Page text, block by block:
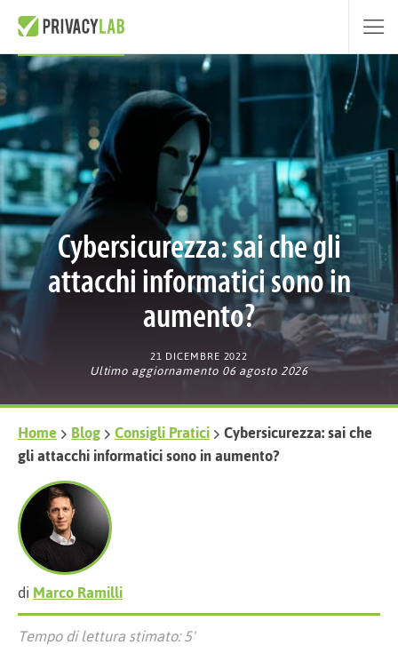
Cybersicurezza: sai che gli
attacchi informatici sono in
aumento?
21 DICEMBRE 2022
Ultimo aggiornamento 06 agosto 2026
Home Blog Consigli Pratici Cybersicurezza: sai che
gli attacchi informatici sono in aumento?
diMarco Ramilli
Tempo di lettura stimato: 5'